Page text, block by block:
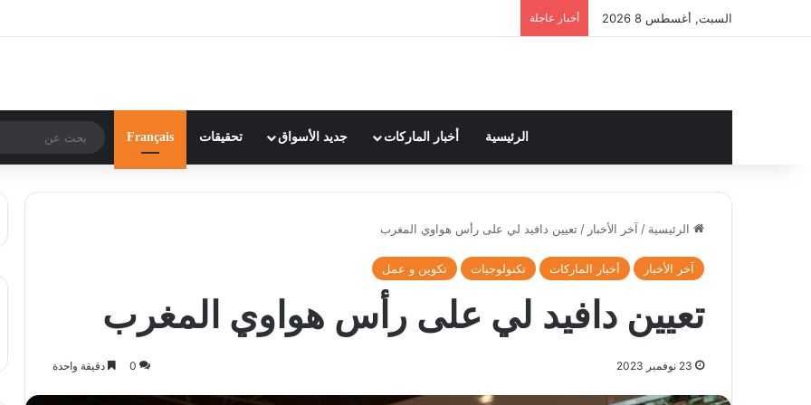
السبت, أغسطس 8 2026 أخبار عاجلة
الرئيسية أخبار الماركات جديد الأسواق تحقيقات Français
الرئيسية / آخر الأخبار / تعيين دافيد لي على رأس هواوي المغرب
آخر الأخبار أخبار الماركات تكنولوجيات تكوين و عمل
تعيين دافيد لي على رأس هواوي المغرب
23 نوفمبر 2023 0 دقيقة واحدة